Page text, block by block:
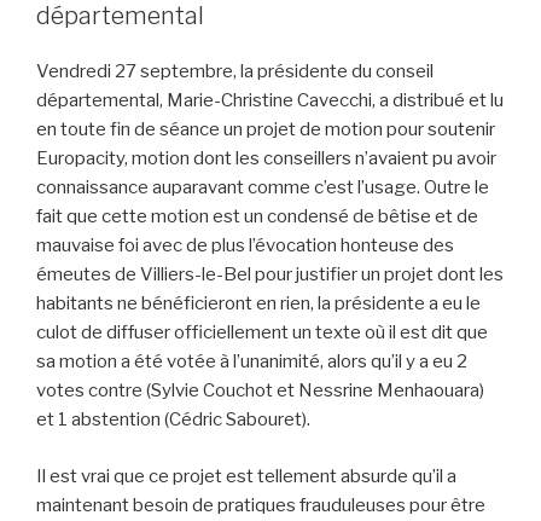
départemental
Vendredi 27 septembre, la présidente du conseil
départemental, Marie-Christine Cavecchi, a distribué et lu
en toute fin de séance un projet de motion pour soutenir
Europacity, motion dont les conseillers n’avaient pu avoir
connaissance auparavant comme c’est l’usage. Outre le
fait que cette motion est un condensé de bêtise et de
mauvaise foi avec de plus l’évocation honteuse des
émeutes de Villiers-le-Bel pour justifier un projet dont les
habitants ne bénéficieront en rien, la présidente a eu le
culot de diffuser officiellement un texte où il est dit que
sa motion a été votée à l’unanimité, alors qu’il y a eu 2
votes contre (Sylvie Couchot et Nessrine Menhaouara)
et 1 abstention (Cédric Sabouret).
Il est vrai que ce projet est tellement absurde qu’il a
maintenant besoin de pratiques frauduleuses pour être